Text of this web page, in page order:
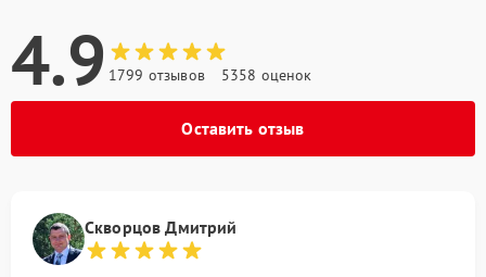
4.9 1799 отзывов 5358 оценок
Оставить отзыв
Скворцов Дмитрий